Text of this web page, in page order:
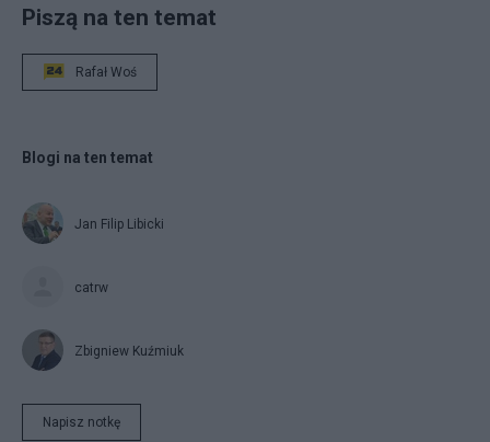
Piszą na ten temat
Rafał Woś
Blogi na ten temat
Jan Filip Libicki
catrw
Zbigniew Kuźmiuk
Napisz notkę